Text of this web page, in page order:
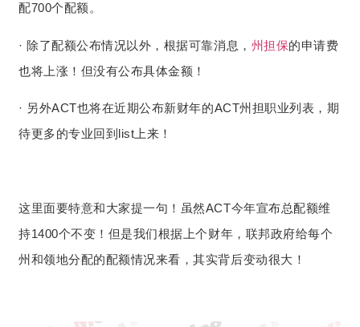
配700个配额。
· 除了配额公布情况以外，根据可靠消息， 州担保的申请费
也将上涨！但没有公布具体金额！
· 另外ACT也将在近期公布新财年的ACT州担职业列表，期
待更多的专业回到list上来！
这里面要特意和大家提一句！虽然ACT今年宣布总配额维
持1400个不变！但是我们根据上个财年，联邦政府给每个
州和领地分配的配额情况来看，其实背后变动很大！